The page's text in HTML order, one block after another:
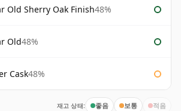
Old Sherry Oak Finish48%
Old48%
Cask48%
재고 상태: 좋음 보통 적음